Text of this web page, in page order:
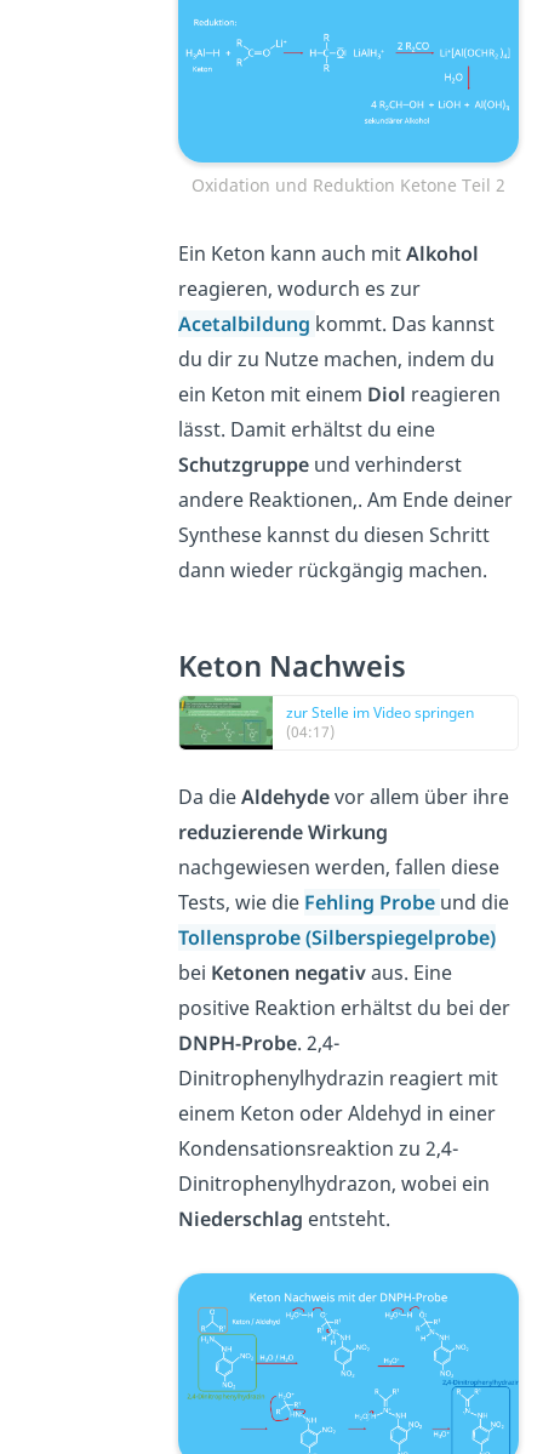
Oxidation und Reduktion Ketone Teil 2
Ein Keton kann auch mitAlkohol
reagieren, wodurch es zur
Acetalbildung kommt. Das kannst
du dir zu Nutze machen, indem du
ein Keton mit einem Diol reagieren
lässt. Damit erhältst du eine
Schutzgruppe und verhinderst
andere Reaktionen,. Am Ende deiner
Synthese kannst du diesen Schritt
dann wieder rückgängig machen.
Keton Nachweis
zur Stelle im Video springen
(04:17)
Da dieAldehydevor allem über ihre
reduzierendeWirkung
nachgewiesen werden, fallen diese
Tests, wie die Fehling Probe und die
Tollensprobe (Silberspiegelprobe)
bei Ketonen negativaus. Eine
positive Reaktion erhältst du bei der
DNPH-Probe. 2,4-
Dinitrophenylhydrazin reagiert mit
einem Keton oder Aldehyd in einer
Kondensationsreaktion zu 2,4-
Dinitrophenylhydrazon, wobei ein
Niederschlag entsteht.